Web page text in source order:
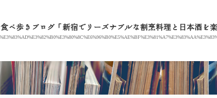
べ歩きブログ「新宿でリーズナブルな割烹料理と日本酒を
お知らせ
ブログ
コラム